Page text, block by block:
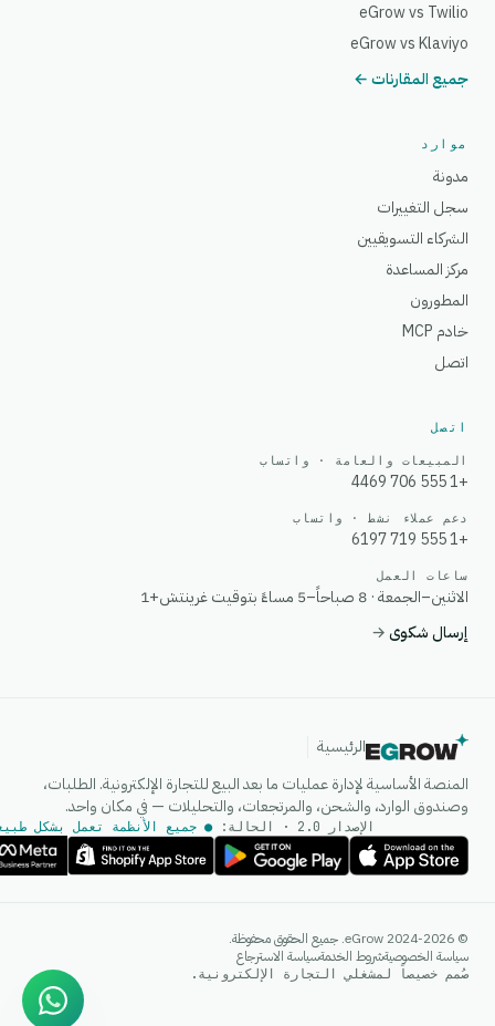
eGrow vs Twilio
eGrow vs Klaviyo
جميع المقارنات ←
موارد
مدونة
سجل التغييرات
الشركاء التسويقيين
مركز المساعدة
المطورون
خادم MCP
اتصل
اتصل
المبيعات والعامة · واتساب
+1 555 706 4469
دعم عملاء نشط · واتساب
+1 555 719 6197
ساعات العمل
الاثنين–الجمعة · 8 صباحاً–5 مساءً بتوقيت غرينتش+1
إرسال شكوى→
الرئيسية
المنصة الأساسية لإدارة عمليات ما بعد البيع للتجارة الإلكترونية. الطلبات،
وصندوق الوارد، والشحن، والمرتجعات، والتحليلات — في مكان واحد.
الإصدار 2.0 · الحالة: ● جميع الأنظمة تعمل بشكل
© 2024-2026 eGrow. جميع الحقوق محفوظة.
سياسة الخصوصيةشروط الخدمةسياسة الاسترجاع
صُمم خصيصاً لمشغلي التجارة الإلكترونية.
إجابات فورية على واتساب